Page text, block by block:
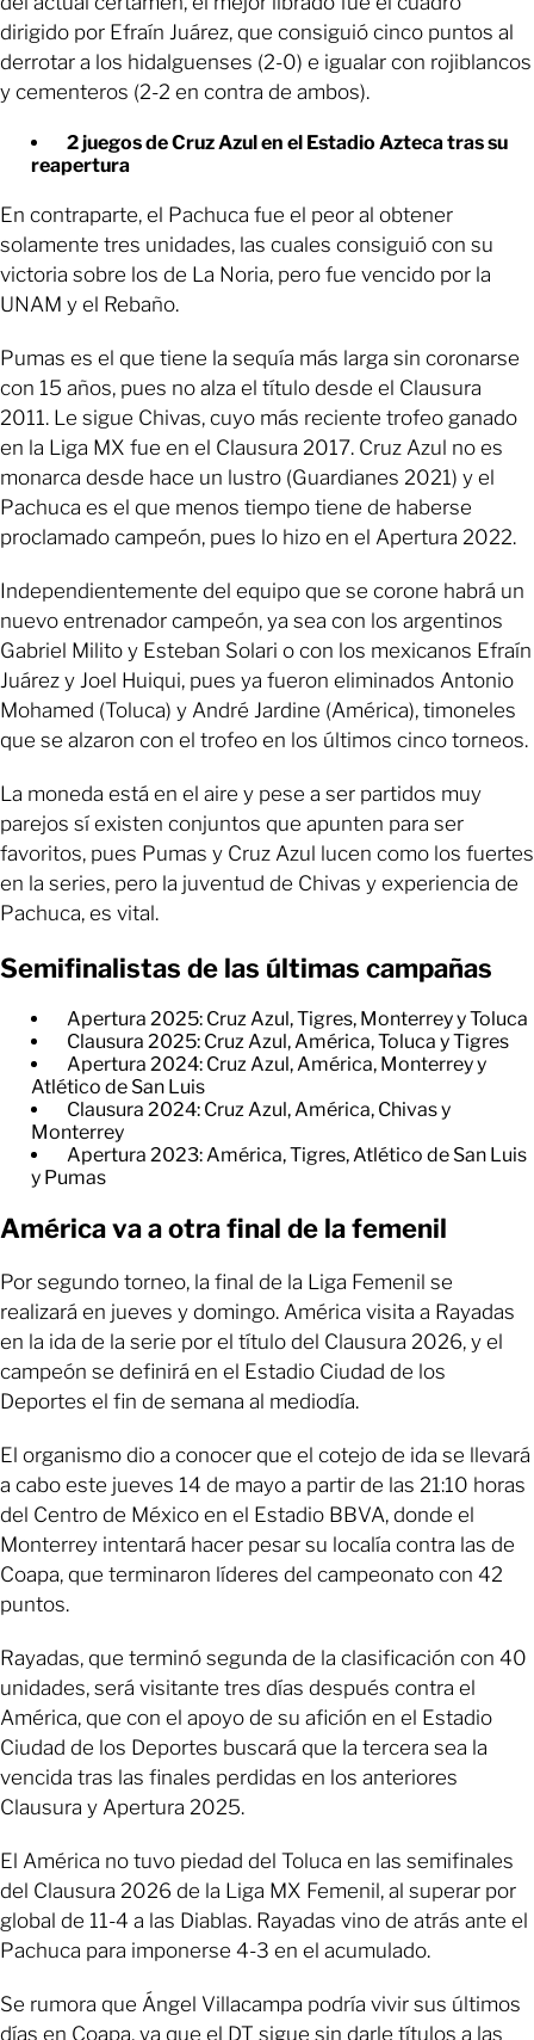
dirigido por Efraín Juárez, que consiguió cinco puntos al
derrotar a los hidalguenses (2-0) e igualar con rojiblancos
y cementeros (2-2 en contra de ambos).
2 juegos de Cruz Azul en el Estadio Azteca tras su
reapertura
En contraparte, el Pachuca fue el peor al obtener
solamente tres unidades, las cuales consiguió con su
victoria sobre los de La Noria, pero fue vencido por la
UNAM y el Rebaño.
Pumas es el que tiene la sequía más larga sin coronarse
con 15 años, pues no alza el título desde el Clausura
2011. Le sigue Chivas, cuyo más reciente trofeo ganado
en la Liga MX fue en el Clausura 2017. Cruz Azul no es
monarca desde hace un lustro (Guardianes 2021) y el
Pachuca es el que menos tiempo tiene de haberse
proclamado campeón, pues lo hizo en el Apertura 2022.
Independientemente del equipo que se corone habrá un
nuevo entrenador campeón, ya sea con los argentinos
Gabriel Milito y Esteban Solari o con los mexicanos Efraín
Juárez y Joel Huiqui, pues ya fueron eliminados Antonio
Mohamed (Toluca) y André Jardine (América), timoneles
que se alzaron con el trofeo en los últimos cinco torneos.
La moneda está en el aire y pese a ser partidos muy
parejos sí existen conjuntos que apunten para ser
favoritos, pues Pumas y Cruz Azul lucen como los fuertes
en la series, pero la juventud de Chivas y experiencia de
Pachuca, es vital.
Semifinalistas de las últimas campañas
Apertura 2025: Cruz Azul, Tigres, Monterrey y Toluca
Clausura 2025: Cruz Azul, América, Toluca y Tigres
Apertura 2024: Cruz Azul, América, Monterrey y
Atlético de San Luis
Clausura 2024: Cruz Azul, América, Chivas y
Monterrey
Apertura 2023: América, Tigres, Atlético de San Luis
y Pumas
América va a otra final de la femenil
Por segundo torneo, la final de la Liga Femenil se
realizará en jueves y domingo. América visita a Rayadas
en la ida de la serie por el título del Clausura 2026, y el
campeón se definirá en el Estadio Ciudad de los
Deportes el fin de semana al mediodía.
El organismo dio a conocer que el cotejo de ida se llevará
a cabo este jueves 14 de mayo a partir de las 21:10 horas
del Centro de México en el Estadio BBVA, donde el
Monterrey intentará hacer pesar su localía contra las de
Coapa, que terminaron líderes del campeonato con 42
puntos.
Rayadas, que terminó segunda de la clasificación con 40
unidades, será visitante tres días después contra el
América, que con el apoyo de su afición en el Estadio
Ciudad de los Deportes buscará que la tercera sea la
vencida tras las finales perdidas en los anteriores
Clausura y Apertura 2025.
El América no tuvo piedad del Toluca en las semifinales
del Clausura 2026 de la Liga MX Femenil, al superar por
global de 11-4 a las Diablas. Rayadas vino de atrás ante el
Pachuca para imponerse 4-3 en el acumulado.
Se rumora que Ángel Villacampa podría vivir sus últimos
días en Coapa, ya que el DT sigue sin darle títulos a las